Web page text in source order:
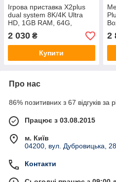
Ігрова приставка X2plus
dual system 8K/4K Ultra
HD, 1GB RAM, 64G,
Android 11.1, CPU:S905,
HDMI 2.1, 2 Геймпади,
35000 ІГР
2 030 ₴
Купити
2
Про нас
86% позитивних з 67 відгуків за
Працює з 03.08.2015
м. Київ
04200, вул. Дубровицька,
Контакти